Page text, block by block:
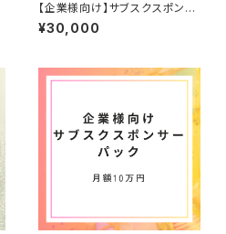
【企業様向け】サブスクスポンサ
ー3万パック
¥30,000